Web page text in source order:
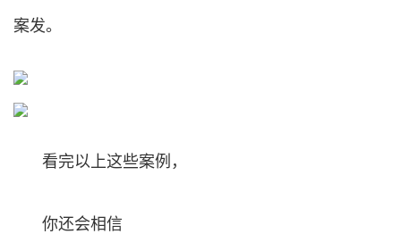
案发。
看完以上这些案例，
你还会相信